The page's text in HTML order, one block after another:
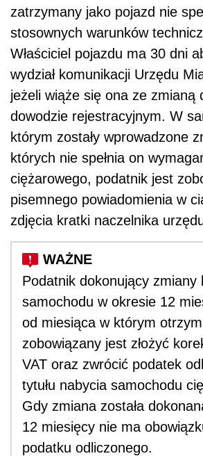
zatrzymany jako pojazd nie
stosownych warunków
Właściciel pojazdu ma 30 dni
wydział komunikacji Urzędu
jeżeli wiąże się ona ze zmianą
dowodzie rejestracyjnym. W
którym zostały wprowadzone
których nie spełnia on
ciężarowego, podatnik jest
pisemnego powiadomienia w
zdjęcia kratki naczelnika
Podatnik dokonujący zmiany
samochodu w okresie 12
od miesiąca w którym
zobowiązany jest złożyć
VAT oraz zwrócić podatek
tytułu nabycia samochodu
Gdy zmiana została
12 miesięcy nie ma
podatku odliczonego.